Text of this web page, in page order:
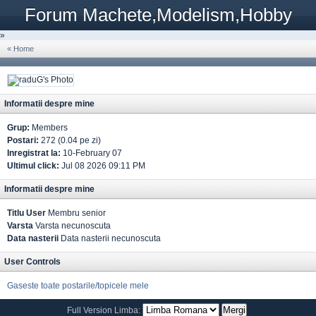
Forum Machete,Modelism,Hobby
»
« Home
Informatii despre mine
Grup: Members
Postari: 272 (0.04 pe zi)
Inregistrat la: 10-February 07
Ultimul click: Jul 08 2026 09:11 PM
Informatii despre mine
Titlu User Membru senior
Varsta Varsta necunoscuta
Data nasterii Data nasterii necunoscuta
User Controls
Gaseste toate postarile/topicele mele
Full Version Limba: